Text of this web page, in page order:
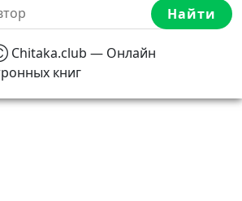
Найти
— Онлайн
книг